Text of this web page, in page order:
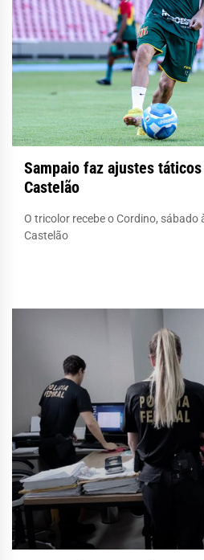
Sampaio faz ajustes
Castelão
O tricolor recebe o Cordino, sábado
Castelão